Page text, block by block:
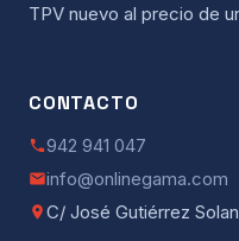
TPV nuevo al precio de
CONTACTO
942 941 047
info@onlinegama.com
C/ José Gutiérrez